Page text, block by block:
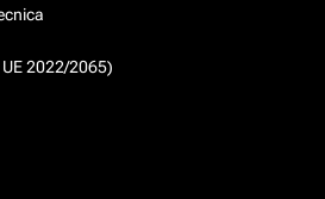
UE 2022/2065)